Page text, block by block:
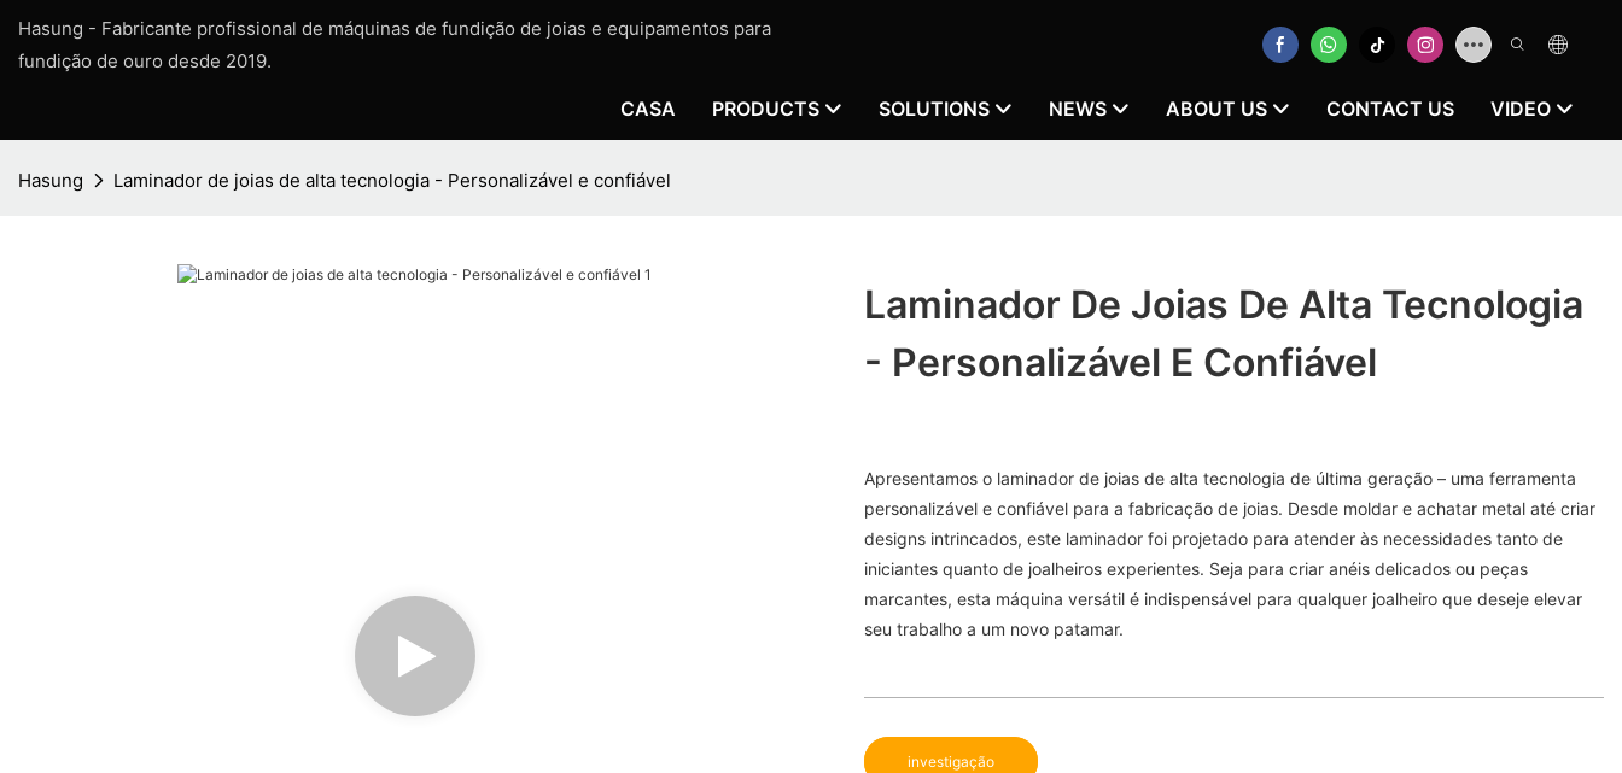
Hasung - Fabricante profissional de máquinas de fundição de joias e equipamentos para
fundição de ouro desde 2019.
CASA PRODUCTS SOLUTIONS NEWS ABOUT US CONTACT US VIDEO
Hasung Laminador de joias de alta tecnologia - Personalizável e confiável
Laminador De Joias De Alta Tecnologia
- Personalizável E Confiável
Apresentamos o laminador de joias de alta tecnologia de última geração – uma ferramenta
personalizável e confiável para a fabricação de joias. Desde moldar e achatar metal até criar
designs intrincados, este laminador foi projetado para atender às necessidades tanto de
iniciantes quanto de joalheiros experientes. Seja para criar anéis delicados ou peças
marcantes, esta máquina versátil é indispensável para qualquer joalheiro que deseje elevar
seu trabalho a um novo patamar.
investigação